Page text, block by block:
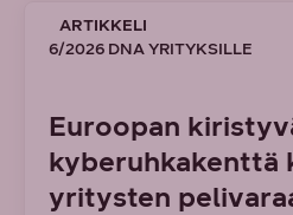
ARTIKKELI
6/2026 DNA YRITYKSILLE
Euroopan
kyberuhkakenttä
yritysten